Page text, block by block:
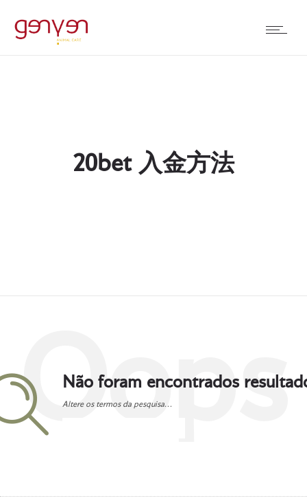
20bet 入金方法
Oops
Não foram encontrados
Altere os termos da pesquisa...